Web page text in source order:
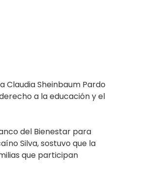
Claudia Sheinbaum Pardo
a la educación y el
del Bienestar para
Silva, sostuvo que la
que participan